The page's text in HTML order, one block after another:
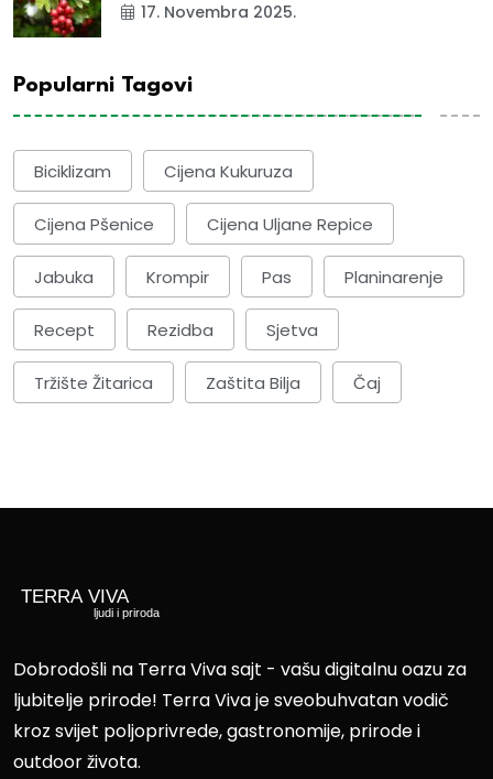
17. Novembra 2025.
Popularni Tagovi
Biciklizam Cijena Kukuruza
Cijena Pšenice Cijena Uljane Repice
Jabuka Krompir Pas Planinarenje
Recept Rezidba Sjetva
Tržište Žitarica Zaštita Bilja Čaj
Dobrodošli na Terra Viva sajt - vašu digitalnu oazu za
ljubitelje prirode! Terra Viva je sveobuhvatan vodič
kroz svijet poljoprivrede, gastronomije, prirode i
outdoor života.